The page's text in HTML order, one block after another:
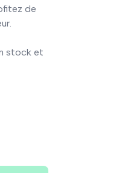
de
stock et